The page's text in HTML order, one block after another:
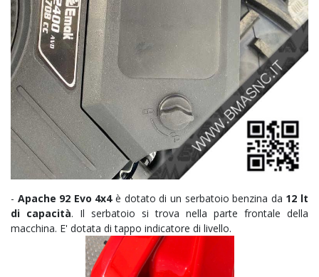
- Apache 92 Evo 4x4è dotato di un serbatoio benzina da 12 lt
di capacità. Il serbatoio si trova nella parte frontale della
macchina. E' dotata di tappo indicatore di livello.